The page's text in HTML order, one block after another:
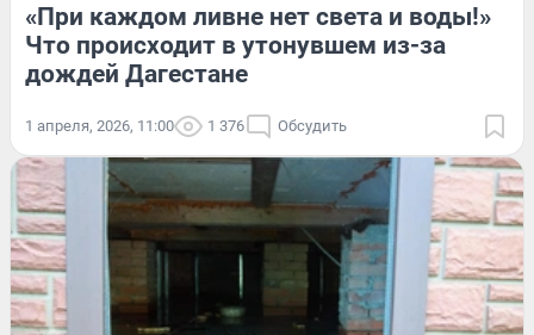
«При каждом ливне нет света и воды!»
Что происходит в утонувшем из-за
дождей Дагестане
1 апреля, 2026, 11:00 1 376 Обсудить